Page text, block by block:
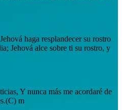
haga resplandecer su rostro
Jehová alce sobre ti su rostro, y
Y nunca más me acordaré de
m